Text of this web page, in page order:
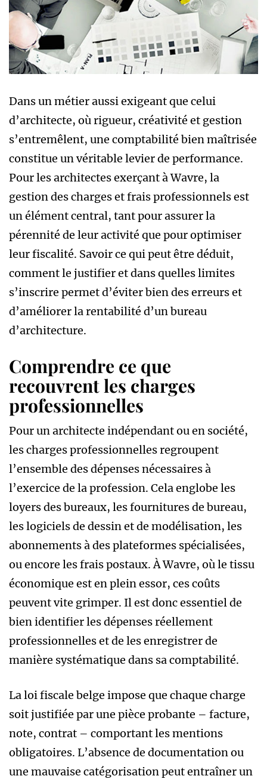
Dans un métier aussi exigeant que celui
d’architecte, où rigueur, créativité et gestion
s’entremêlent, une comptabilité bien maîtrisée
constitue un véritable levier de performance.
Pour les architectes exerçant à Wavre, la
gestion des charges et frais professionnels est
un élément central, tant pour assurer la
pérennité de leur activité que pour optimiser
leur fiscalité. Savoir ce qui peut être déduit,
comment le justifier et dans quelles limites
s’inscrire permet d’éviter bien des erreurs et
d’améliorer la rentabilité d’un bureau
d’architecture.
Comprendre ce que
recouvrent les charges
professionnelles
Pour un architecte indépendant ou en société,
les charges professionnelles regroupent
l’ensemble des dépenses nécessaires à
l’exercice de la profession. Cela englobe les
loyers des bureaux, les fournitures de bureau,
les logiciels de dessin et de modélisation, les
abonnements à des plateformes spécialisées,
ou encore les frais postaux. À Wavre, où le tissu
économique est en plein essor, ces coûts
peuvent vite grimper. Il est donc essentiel de
bien identifier les dépenses réellement
professionnelles et de les enregistrer de
manière systématique dans sa comptabilité.
La loi fiscale belge impose que chaque charge
soit justifiée par une pièce probante – facture,
note, contrat – comportant les mentions
obligatoires. L’absence de documentation ou
une mauvaise catégorisation peut entraîner un